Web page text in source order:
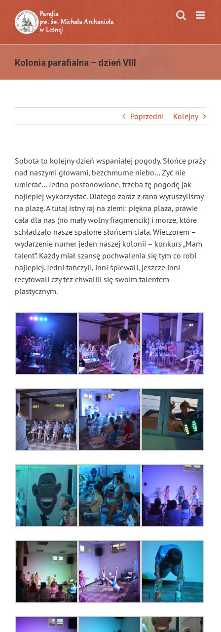
zawartości
Kolonia parafialna – dzień VIII
Poprzedni Kolejny
Sobota to kolejny dzień wspaniałej pogody. Słońce praży
nad naszymi głowami, bezchmurne niebo… Żyć nie
umierać… Jedno postanowione, trzeba tę pogodę jak
najlepiej wykorzystać. Dlatego zaraz z rana wyruszyliśmy
na plażę. A tutaj istny raj na ziemi: piękna plaża, prawie
cała dla nas (no mały wolny fragmencik) i morze, które
schładzało nasze spalone słońcem ciała. Wieczorem –
wydarzenie numer jeden naszej kolonii – konkurs „Mam
talent”. Każdy miał szansę pochwalenia się tym co robi
najlepiej. Jedni tańczyli, inni śpiewali, jeszcze inni
recytowali czy też chwalili się swoim talentem
plastycznym.